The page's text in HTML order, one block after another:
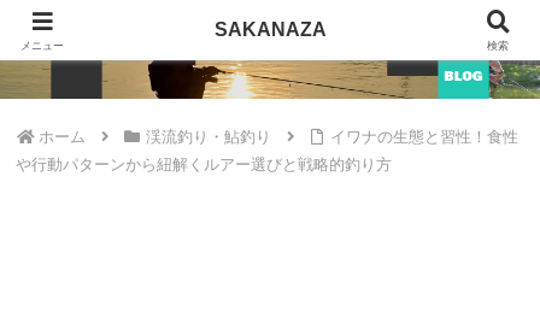
SAKANAZA
ホーム 渓流釣り・鮎釣り
イワナの生態と習性！食性
や行動パターンから紐解くルアー選びと戦略的釣り方
メニュー
SAKANAZA
検索